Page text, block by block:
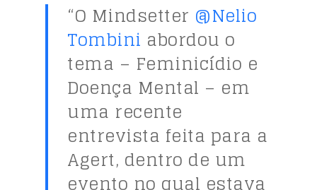
“O Mindsetter @Nelio
Tombini abordou o
tema – Feminicídio e
Doença Mental – em
uma recente
entrevista feita para a
Agert, dentro de um